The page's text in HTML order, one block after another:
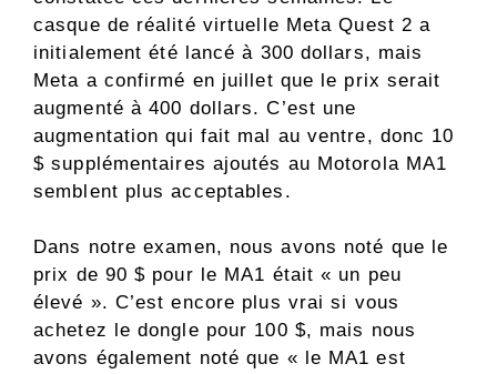
casque de réalité virtuelle Meta Quest 2 a
initialement été lancé à 300 dollars, mais
Meta a confirmé en juillet que le prix serait
augmenté à 400 dollars. C’est une
augmentation qui fait mal au ventre, donc 10
$ supplémentaires ajoutés au Motorola MA1
semblent plus acceptables.
Dans notre examen, nous avons noté que le
prix de 90 $ pour le MA1 était « un peu
élevé ». C’est encore plus vrai si vous
achetez le dongle pour 100 $, mais nous
avons également noté que « le MA1 est